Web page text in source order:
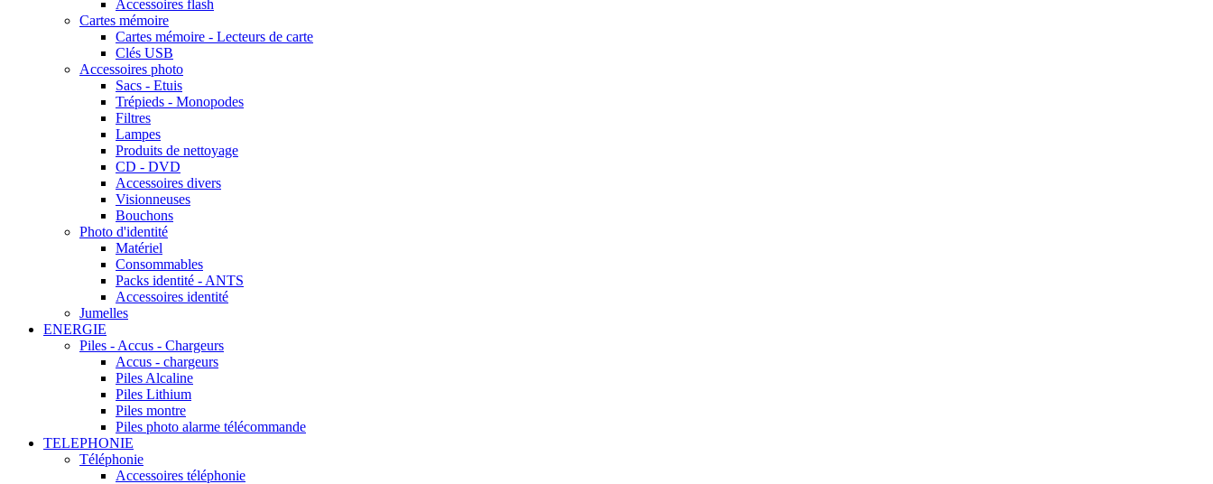
Accessoires flash
Cartes mémoire
Cartes mémoire - Lecteurs de carte
Clés USB
Accessoires photo
Sacs - Etuis
Trépieds - Monopodes
Filtres
Lampes
Produits de nettoyage
CD - DVD
Accessoires divers
Visionneuses
Bouchons
Photo d'identité
Matériel
Consommables
Packs identité - ANTS
Accessoires identité
Jumelles
ENERGIE
Piles - Accus - Chargeurs
Accus - chargeurs
Piles Alcaline
Piles Lithium
Piles montre
Piles photo alarme télécommande
TELEPHONIE
Téléphonie
Accessoires téléphonie